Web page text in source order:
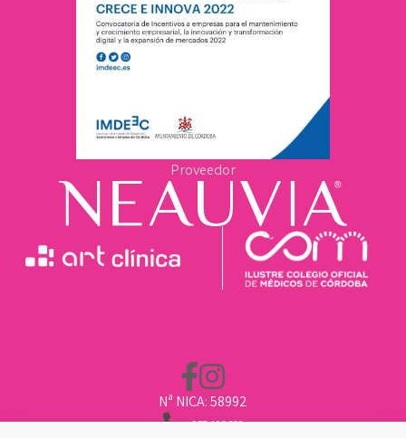
Nª NICA: 58992
957 496 669
Proveedor